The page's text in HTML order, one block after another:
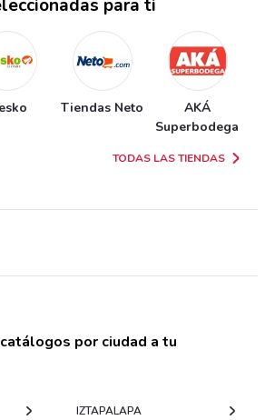
para ti
Tiendas Neto
AKÁ
Superbodega
TODAS LAS TIENDAS
por ciudad a tu
IZTAPALAPA